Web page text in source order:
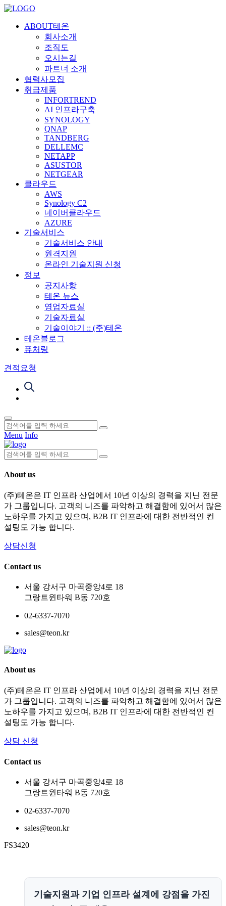
ABOUT테온
회사소개
조직도
오시는길
파트너 소개
협력사모집
취급제품
INFORTREND
AI 인프라구축
SYNOLOGY
QNAP
TANDBERG
DELLEMC
NETAPP
ASUSTOR
NETGEAR
클라우드
AWS
Synology C2
네이버클라우드
AZURE
기술서비스
기술서비스 안내
원격지원
온라인 기술지원 신청
정보
공지사항
테온 뉴스
영업자료실
기술자료실
기술이야기 :: (주)테온
테온블로그
퓨처링
견적요청
Menu Info
About us
(주)테온은 IT 인프라 산업에서 10년 이상의 경력을 지닌 전문
가 그룹입니다. 고객의 니즈를 파악하고 해결함에 있어서 많은
노하우를 가지고 있으며, B2B IT 인프라에 대한 전반적인 컨
설팅도 가능 합니다.
상담신청
Contact us
서울 강서구 마곡중앙4로 18
그랑트윈타워 B동 720호
02-6337-7070
sales@teon.kr
About us
(주)테온은 IT 인프라 산업에서 10년 이상의 경력을 지닌 전문
가 그룹입니다. 고객의 니즈를 파악하고 해결함에 있어서 많은
노하우를 가지고 있으며, B2B IT 인프라에 대한 전반적인 컨
설팅도 가능 합니다.
상담 신청
Contact us
서울 강서구 마곡중앙4로 18
그랑트윈타워 B동 720호
02-6337-7070
sales@teon.kr
FS3420
기술지원과 기업 인프라 설계에 강점을 가진